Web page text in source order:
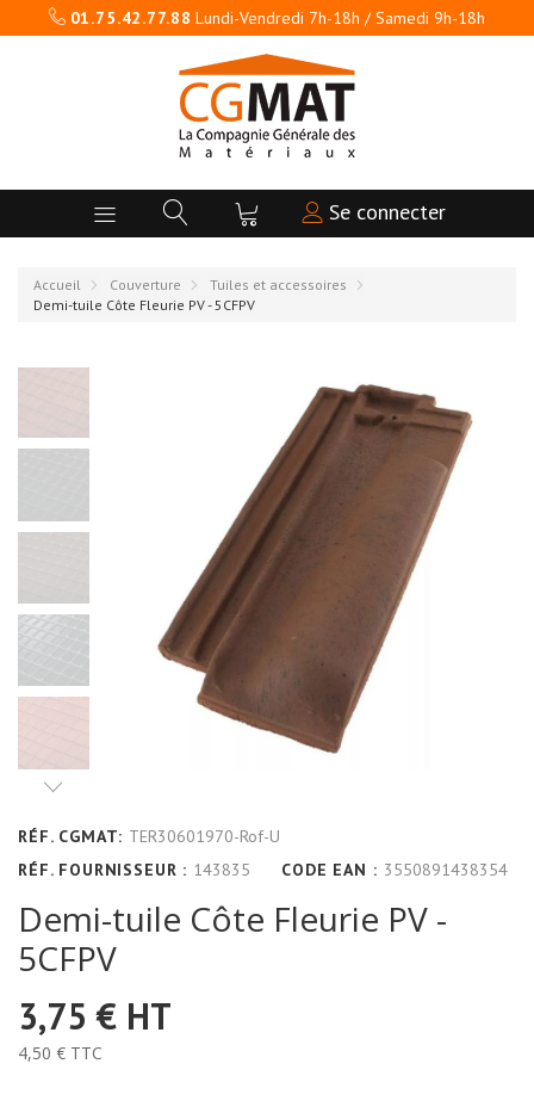
01.75.42.77.88 Lundi-Vendredi 7h-18h / Samedi 9h-18h
Se connecter
Accueil Couverture
Tuiles et accessoires
Demi-tuile Côte Fleurie PV - 5CFPV
RÉF. CGMAT: TER30601970-Rof-U
RÉF. FOURNISSEUR : 143835 CODE EAN : 3550891438354
Demi-tuile Côte Fleurie PV -
5CFPV
3,75 € HT
4,50 € TTC